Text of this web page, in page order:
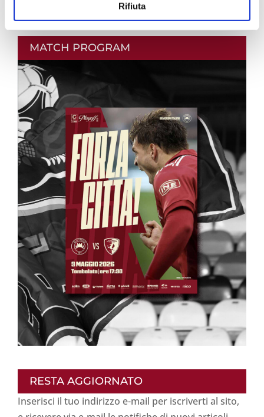
Rifiuta
MATCH PROGRAM
RESTA AGGIORNATO
Inserisci il tuo indirizzo e-mail per iscriverti al sito,